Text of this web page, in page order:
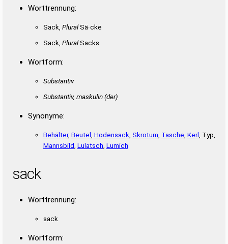
Worttrennung:
Sack, PluralSä·cke
Sack, PluralSacks
Wortform:
Substantiv
Substantiv, maskulin(der)
Synonyme:
Behälter, Beutel Hodensack Skrotum Tasche Kerl , Typ,
Mannsbild Lulatsch Lumich
sack
Worttrennung:
sack
Wortform: